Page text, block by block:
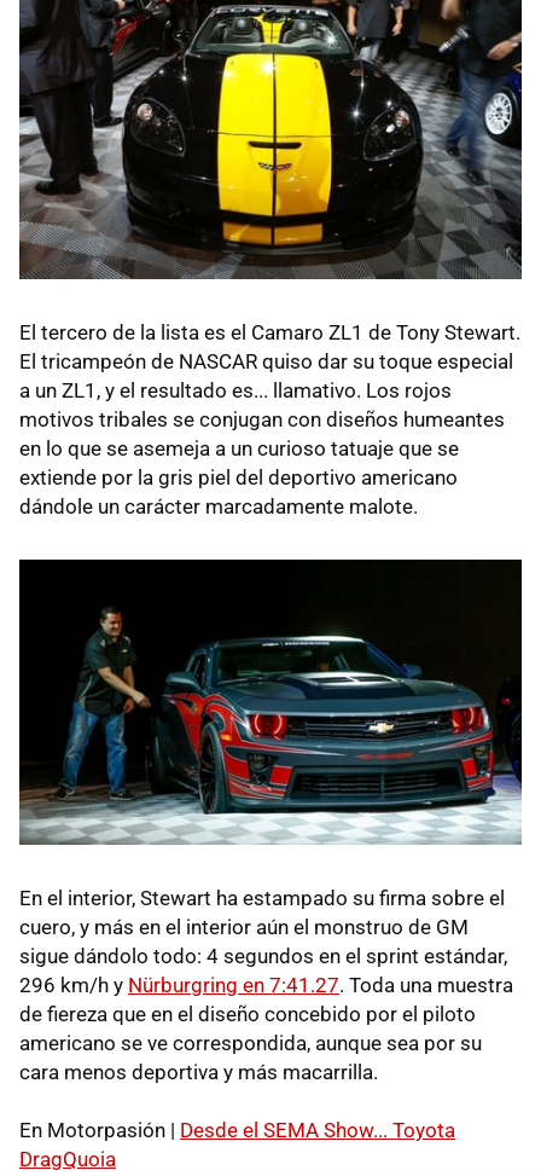
El tercero de la lista es el Camaro ZL1 de Tony Stewart.
El tricampeón de NASCAR quiso dar su toque especial
a un ZL1, y el resultado es... llamativo. Los rojos
motivos tribales se conjugan con diseños humeantes
en lo que se asemeja a un curioso tatuaje que se
extiende por la gris piel del deportivo americano
dándole un carácter marcadamente malote.
En el interior, Stewart ha estampado su firma sobre el
cuero, y más en el interior aún el monstruo de GM
sigue dándolo todo: 4 segundos en el sprint estándar,
296 km/h y Nürburgring en 7:41.27. Toda una muestra
de fiereza que en el diseño concebido por el piloto
americano se ve correspondida, aunque sea por su
cara menos deportiva y más macarrilla.
En Motorpasión | Desde el SEMA Show... Toyota
DragQuoia